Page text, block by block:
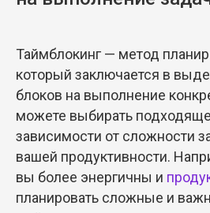
Таймблокинг — метод
который заключается в
блоков на выполнение
можете выбирать
зависимости от сложности
вашей продуктивности.
вы более энергичны и
планировать сложные и